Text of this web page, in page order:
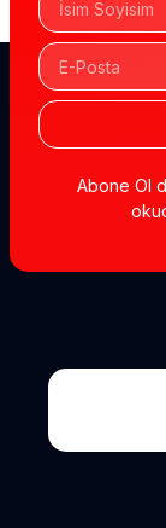
Abone Ol